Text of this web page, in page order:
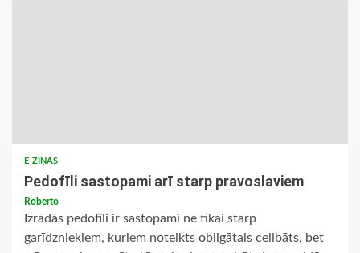
E-ZIŅAS
Pedofīli sastopami arī starp pravoslaviem
Roberto
Izrādās pedofīli ir sastopami ne tikai starp
garīdzniekiem, kuriem noteikts obligātais celibāts, bet